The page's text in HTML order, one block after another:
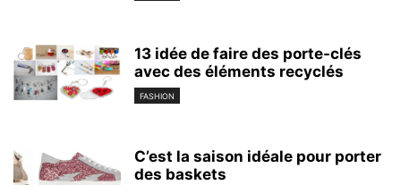
13 idée de faire des porte-clés
avec des éléments recyclés
FASHION
C’est la saison idéale pour porter
des baskets